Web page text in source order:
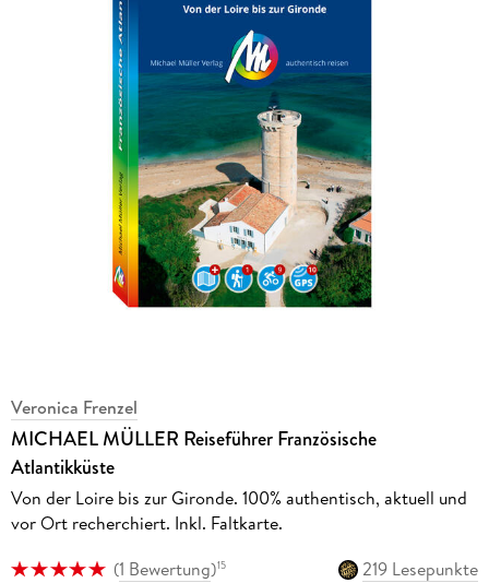
Veronica Frenzel
MICHAEL MÜLLER Reiseführer Französische
Atlantikküste
Von der Loire bis zur Gironde. 100% authentisch, aktuell und
vor Ort recherchiert. Inkl. Faltkarte.
(1 Bewertung)15
219 Lesepunkte